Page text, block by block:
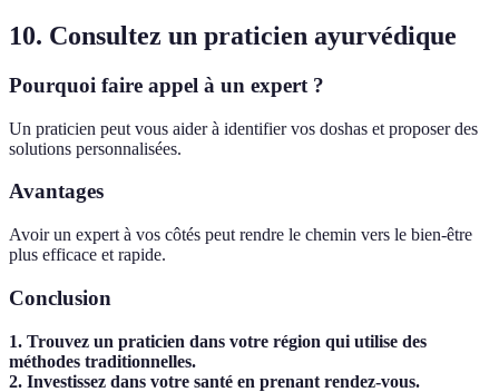
10. Consultez un praticien ayurvédique
Pourquoi faire appel à un expert ?
Un praticien peut vous aider à identifier vos doshas et proposer des
solutions personnalisées.
Avantages
Avoir un expert à vos côtés peut rendre le chemin vers le bien-être
plus efficace et rapide.
Conclusion
1. Trouvez un praticien dans votre région qui utilise des
méthodes traditionnelles.
2. Investissez dans votre santé en prenant rendez-vous.